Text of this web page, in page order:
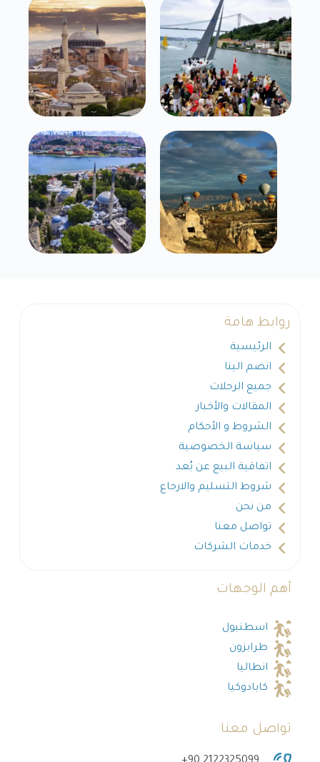
روابط هامة
الرئيسية
انضم الينا
جميع الرحلات
المقالات والأخبار
الشروط و الأحكام
سياسة الخصوصية
اتفاقية البيع عن بُعد
شروط التسليم والارجاع
من نحن
تواصل معنا
خدمات الشركات
أهم الوجهات
اسطنبول
طرابزون
انطاليا
كابادوكيا
تواصل معنا